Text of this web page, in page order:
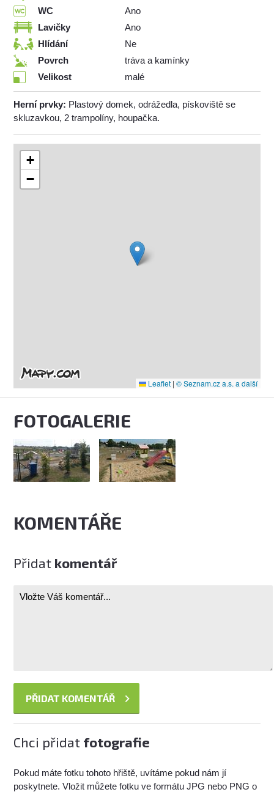
WC
Ano
Lavičky
Ano
Hlídání
Ne
Povrch
tráva a kamínky
Velikost
malé
Herní prvky: Plastový domek, odrážedla, pískoviště se
skluzavkou, 2 trampolíny, houpačka.
+
−
Leaflet | © Seznam.cz a.s. a další
FOTOGALERIE
KOMENTÁŘE
Přidat komentář
Chci přidat fotografie
Pokud máte fotku tohoto hřiště, uvítáme pokud nám jí
poskytnete. Vložit můžete fotku ve formátu JPG nebo PNG o